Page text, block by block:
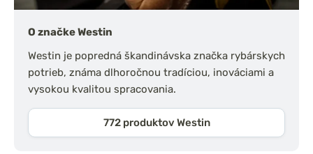
O značke Westin
Westin je popredná škandinávska značka rybárskych
potrieb, známa dlhoročnou tradíciou, inováciami a
vysokou kvalitou spracovania.
772 produktov Westin